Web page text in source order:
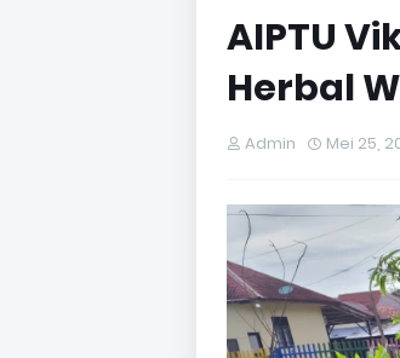
AIPTU
Herbal
Admin Mei 25,